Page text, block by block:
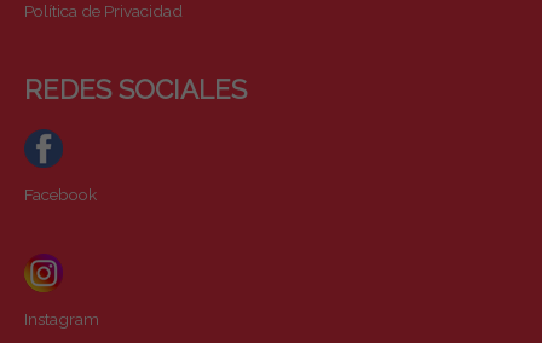
Política de Privacidad
REDES SOCIALES
Facebook
Instagram